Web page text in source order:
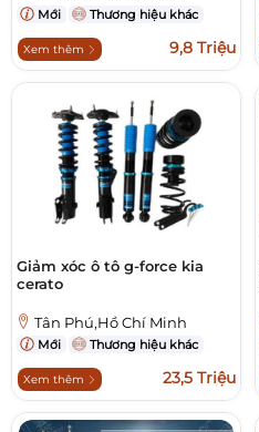
Mới Thương hiệu khác
Xem thêm 9,8 Triệu
Giảm xóc ô tô g-force kia
cerato
Tân Phú,Hồ Chí Minh
Mới Thương hiệu khác
Xem thêm 23,5 Triệu